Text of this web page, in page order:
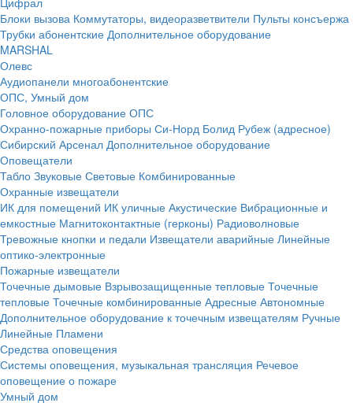
Блоки вызова Коммутаторы, видеоразветвители Пульты консъержа
Трубки абонентские Дополнительное оборудование
MARSHAL
Олевс
Аудиопанели многоабонентские
ОПС, Умный дом
Головное оборудование ОПС
Охранно-пожарные приборы Си-Норд Болид Рубеж (адресное)
Сибирский Арсенал Дополнительное оборудование
Оповещатели
Табло Звуковые Световые Комбинированные
Охранные извещатели
ИК для помещений ИК уличные Акустические Вибрационные и
емкостные Магнитоконтактные (герконы) Радиоволновые
Тревожные кнопки и педали Извещатели аварийные Линейные
оптико-электронные
Пожарные извещатели
Точечные дымовые Взрывозащищенные тепловые Точечные
тепловые Точечные комбинированные Адресные Автономные
Дополнительное оборудование к точечным извещателям Ручные
Линейные Пламени
Средства оповещения
Системы оповещения, музыкальная трансляция Речевое
оповещение о пожаре
Умный дом